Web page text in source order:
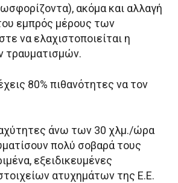
ακόμα και αλλαγή
εμπρός μέρους των
να ελαχιστοποιείται η
τραυματισμών.
80% πιθανότητες να τον
άνω των 30 χλμ./ώρα
πολύ σοβαρά τους
εξειδικευμένες
ατυχημάτων της Ε.Ε.